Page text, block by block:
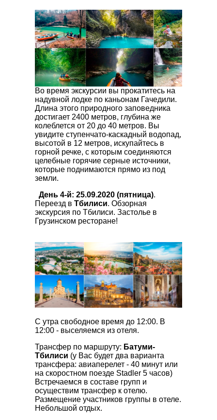
Во время экскурсии вы прокатитесь на
надувной лодке по каньонам Гачедили.
Длина этого природного заповедника
достигает 2400 метров, глубина же
колеблется от 20 до 40 метров. Вы
увидите ступенчато-каскадный водопад,
высотой в 12 метров, искупайтесь в
горной речке, с которым соединяются
целебные горячие серные источники,
которые поднимаются прямо из под
земли.
День 4-й: 25.09.2020 (пятница).
Переезд в Тбилиси. Обзорная
экскурсия по Тбилиси. Застолье в
Грузинском ресторане!
С утра свободное время до 12:00. В
12:00 - выселяемся из отеля.
Трансфер по маршруту: Батуми-
Тбилиси (у Вас будет два варианта
трансфера: авиаперелет - 40 минут или
на скоростном поезде Stadler 5 часов)
Встречаемся в составе групп и
осуществим трансфер к отелю.
Размещение участников группы в отеле.
Небольшой отдых.